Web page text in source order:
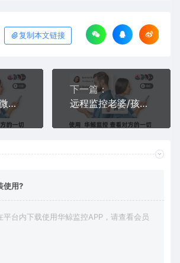
复制本文链接
如何查看对方微信聊天记录且不留痕迹？支持实时同步的隐形监控软件推荐
下一篇：
远程监控老婆/孩子的手机，怎么做到无图标、完全隐藏？2026年隐蔽方法实测
使用?
平台内下载使用华鲸监控APP，请查看会员